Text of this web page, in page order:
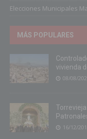
Elecciones Municipales
MÁS POPULARES
vivienda
08/08/
16/12/